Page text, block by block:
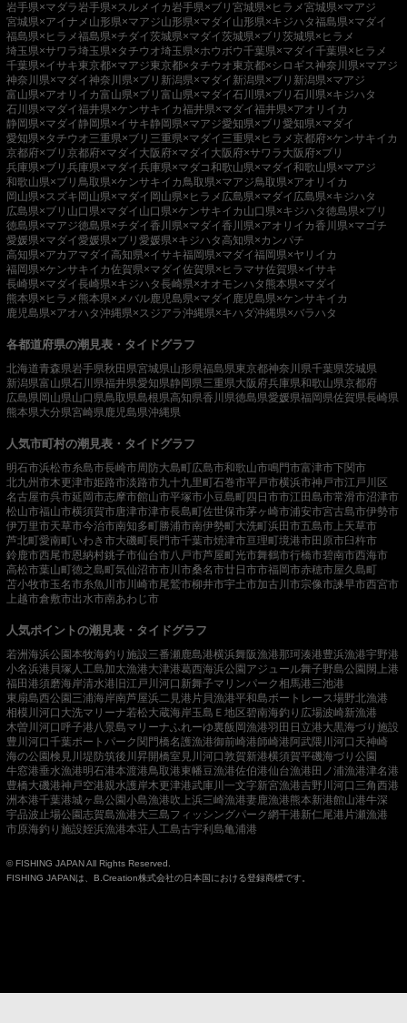
岩手県×マダラ岩手県×スルメイカ岩手県×ブリ 宮城県×ヒラメ宮城県×マアジ
宮城県×アイナメ 山形県×マアジ山形県×マダイ 山形県×キジハタ福島県×マダイ
福島県×ヒラメ福島県×チダイ茨城県×マダイ茨城県×ブリ 茨城県×ヒラメ
埼玉県×サワラ埼玉県×タチウオ埼玉県×ホウボウ千葉県×マダイ千葉県×ヒラメ
千葉県×イサキ東京都×マアジ東京都×タチウオ東京都×シロギス神奈川県×マアジ
神奈川県×マダイ神奈川県×ブリ 新潟県×マダイ 新潟県×ブリ 新潟県×マアジ
富山県×アオリイカ富山県×ブリ 富山県×マダイ石川県×ブリ 石川県×キジハタ
石川県×マダイ福井県×ケンサキイカ福井県×マダイ福井県×アオリイカ
静岡県×マダイ 静岡県×イサキ静岡県×マアジ愛知県×ブリ 愛知県×マダイ
愛知県×タチウオ三重県×ブリ 三重県×マダイ 三重県×ヒラメ京都府×ケンサキイカ
京都府×ブリ 京都府×マダイ 大阪府×マダイ 大阪府×サワラ 大阪府×ブリ
兵庫県×ブリ 兵庫県×マダイ兵庫県×マダコ和歌山県×マダイ和歌山県×マアジ
和歌山県×ブリ 鳥取県×ケンサキイカ鳥取県×マアジ鳥取県×アオリイカ
岡山県×スズキ 岡山県×マダイ 岡山県×ヒラメ 広島県×マダイ 広島県×キジハタ
広島県×ブリ 山口県×マダイ 山口県×ケンサキイカ 山口県×キジハタ徳島県×ブリ
徳島県×マアジ徳島県×チダイ香川県×マダイ香川県×アオリイカ香川県×マゴチ
愛媛県×マダイ愛媛県×ブリ 愛媛県×キジハタ高知県×カンパチ
高知県×アカアマダイ高知県×イサキ福岡県×マダイ福岡県×ヤリイカ
福岡県×ケンサキイカ佐賀県×マダイ佐賀県×ヒラマサ佐賀県×イサキ
長崎県×マダイ長崎県×キジハタ長崎県×オオモンハタ 熊本県×マダイ
熊本県×ヒラメ 熊本県×メバル鹿児島県×マダイ 鹿児島県×ケンサキイカ
鹿児島県×アオハタ沖縄県×スジアラ沖縄県×キハダ沖縄県×バラハタ
各都道府県の潮見表・タイドグラフ
北海道青森県岩手県秋田県宮城県山形県福島県東京都神奈川県千葉県茨城県
新潟県富山県石川県福井県愛知県静岡県三重県大阪府兵庫県和歌山県京都府
広島県岡山県山口県鳥取県島根県高知県香川県徳島県愛媛県福岡県佐賀県長崎県
熊本県大分県宮崎県鹿児島県沖縄県
人気市町村の潮見表・タイドグラフ
明石市浜松市糸島市長崎市周防大島町広島市和歌山市鳴門市富津市下関市
北九州市木更津市姫路市淡路市九十九里町石巻市平戸市横浜市神戸市江戸川区
名古屋市呉市延岡市志摩市館山市平塚市小豆島町四日市市江田島市常滑市沼津市
松山市福山市横須賀市唐津市津市長島町佐世保市茅ヶ崎市浦安市宮古島市伊勢市
伊万里市天草市今治市南知多町勝浦市南伊勢町大洗町浜田市五島市 上天草市
芦北町愛南町いわき市大磯町長門市千葉市焼津市亘理町境港市田原市臼杵市
鈴鹿市西尾市恩納村銚子市仙台市八戸市芦屋町光市舞鶴市行橋市碧南市西海市
高松市葉山町徳之島町気仙沼市市川市桑名市廿日市市福岡市赤穂市屋久島町
苫小牧市玉名市糸魚川市川崎市尾鷲市柳井市宇土市加古川市宗像市諫早市西宮市
上越市倉敷市出水市南あわじ市
人気ポイントの潮見表・タイドグラフ
若洲海浜公園本牧海釣り施設三番瀬鹿島港横浜舞阪漁港那珂湊港豊浜漁港宇野港
小名浜港 貝塚人工島加太漁港大津港葛西海浜公園 アジュール舞子野島公園 閖上港
福田港須磨海岸清水港 旧江戸川河口 新舞子マリンパーク相馬港三池港
東扇島西公園 三浦海岸南芦屋浜二見港 片貝漁港平和島ボートレース場野北漁港
相模川河口 大洗マリーナ若松大蔵海岸玉島Ｅ地区碧南海釣り広場波崎新漁港
木曽川河口呼子港八景島マリーナふれーゆ裏飯岡漁港羽田 日立港大黒海づり施設
豊川河口千葉ポートパーク 関門橋名護漁港御前崎港師崎港 阿武隈川河口 天神崎
海の公園検見川堤防筑後川昇開橋室見川河口敦賀新港横須賀平磯海づり公園
牛窓港垂水漁港明石港本渡港鳥取港東幡豆漁港佐伯港仙台漁港 田ノ浦漁港津名港
豊橋大磯港神戸空港親水護岸木更津港武庫川一文字新宮漁港吉野川河口 三角西港
洲本港千葉港城ヶ島公園小島漁港吹上浜三崎漁港妻鹿漁港熊本新港館山港牛深
宇品波止場公園志賀島漁港大三島フィッシングパーク網干港新仁尾港 片瀬漁港
市原海釣り施設姪浜漁港本荘人工島古宇利島亀浦港
© FISHING JAPAN All Rights Reserved.
FISHING JAPANは、B.Creation株式会社の日本国における登録商標です。